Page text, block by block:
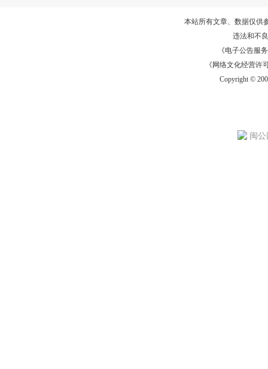
本站所有文章、数据仅供
违法和不
《电子公告服务
《网络文化经营许
Copyright ©
闽公